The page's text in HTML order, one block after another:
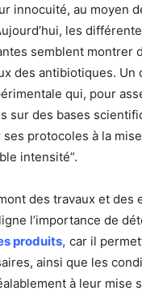
innocuité, au moyen
les
semblent montrer
des antibiotiques. Un
qui, pour
sur des bases
protocoles à la
intensité”.
des travaux et des
l’importance de
produits, car il
ainsi que les
à leur mise